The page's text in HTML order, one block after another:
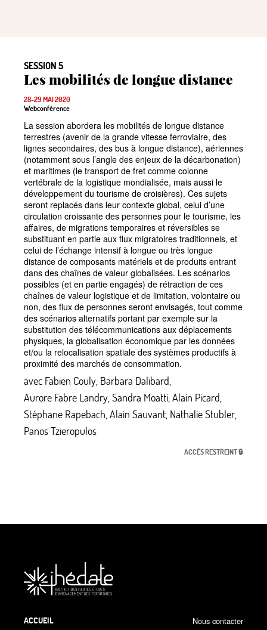
SESSION 5
Les mobilités de longue distance
28-29 MAI 2020
Webconférence
La session abordera les mobilités de longue distance
terrestres (avenir de la grande vitesse ferroviaire, des
lignes secondaires, des bus à longue distance), aériennes
(notamment sous l’angle des enjeux de la décarbonation)
et maritimes (le transport de fret comme colonne
vertébrale de la logistique mondialisée, mais aussi le
développement du tourisme de croisières). Ces sujets
seront replacés dans leur contexte global, celui d’une
circulation croissante des personnes pour le tourisme, les
affaires, de migrations temporaires et réversibles se
substituant en partie aux flux migratoires traditionnels, et
celui de l’échange intensif à longue ou très longue
distance de composants matériels et de produits entrant
dans des chaînes de valeur globalisées. Les scénarios
possibles (et en partie engagés) de rétraction de ces
chaînes de valeur logistique et de limitation, volontaire ou
non, des flux de personnes seront envisagés, tout comme
des scénarios alternatifs portant par exemple sur la
substitution des télécommunications aux déplacements
physiques, la globalisation économique par les données
et/ou la relocalisation spatiale des systèmes productifs à
proximité des marchés de consommation.
avec Fabien Couly, Barbara Dalibard,
Aurore Fabre Landry,Sandra Moatti,Alain Picard,
Stéphane Rapebach,Alain Sauvant, Nathalie Stubler,
Panos Tzieropulos
ACCÈS RESTREINT 🔒
ACCUEIL
Nous contacter